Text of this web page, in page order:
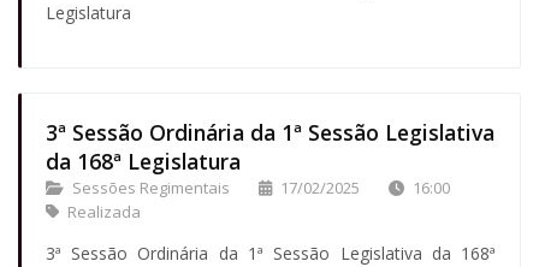
Legislatura
3ª Sessão Ordinária da 1ª Sessão Legislativa
da 168ª Legislatura
Sessões Regimentais 17/02/2025
16:00
Realizada
3ª Sessão Ordinária da 1ª Sessão Legislativa da 168ª